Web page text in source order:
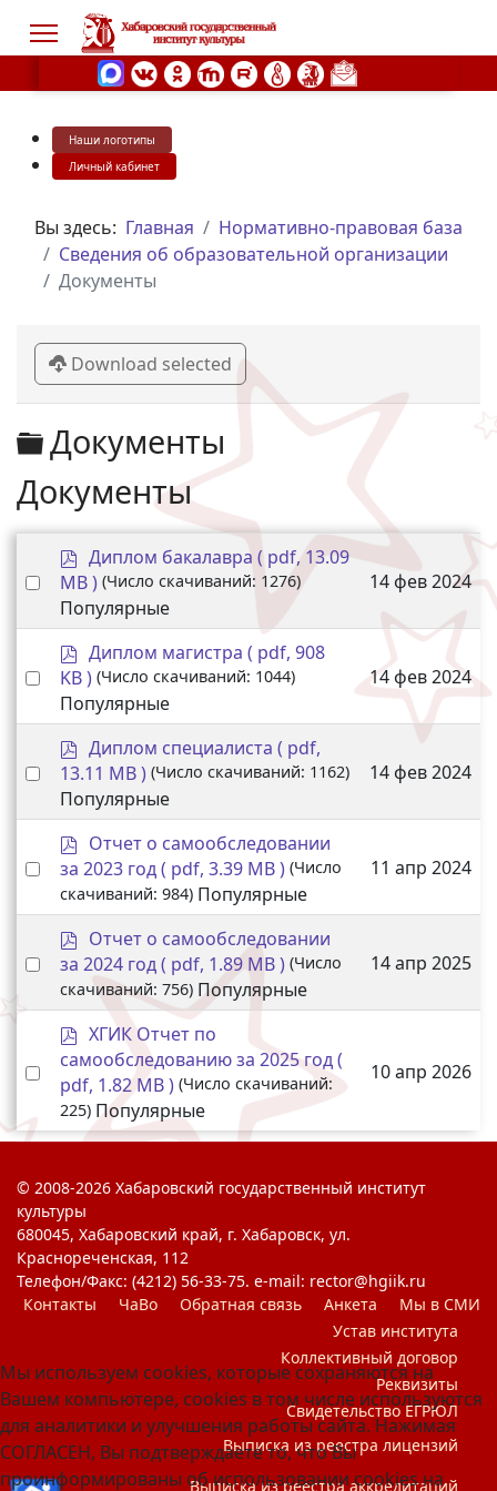
Наши логотипы
Личный кабинет
Вы здесь: Главная
Нормативно-правовая база
Сведения об образовательной организации
Документы
Download selected
Директория
Документы
Документы
Select an item
p
d
f
Диплом бакалавра ( pdf, 13.09
MB ) (Число скачиваний: 1276)
Популярные
14 фев 2024
Select an item
p
d
f
Диплом магистра ( pdf, 908
KB ) (Число скачиваний: 1044)
Популярные
14 фев 2024
Select an item
p
d
f
Диплом специалиста ( pdf,
13.11 MB ) (Число скачиваний: 1162)
Популярные
14 фев 2024
Select an item
p
d
f
Отчет о самообследовании
за 2023 год( pdf, 3.39 MB ) (Число
скачиваний: 984) Популярные
11 апр 2024
Select an item
p
d
f
Отчет о самообследовании
за 2024 год( pdf, 1.89 MB ) (Число
скачиваний: 756) Популярные
14 апр 2025
Select an item
p
d
f
ХГИК Отчет по
самообследованию за 2025 год(
pdf, 1.82 MB ) (Число скачиваний:
225) Популярные
10 апр 2026
© 2008-2026 Хабаровский государственный институт
культуры
680045, Хабаровский край, г. Хабаровск, ул.
Краснореченская, 112
Телефон/Факс: (4212) 56-33-75. e-mail: rector@hgiik.ru
Контакты
ЧаВо Обратная связь Анкета
Мы в СМИ
Устав института
Коллективный договор
Реквизиты
Свидетельство ЕГРЮЛ
Выписка из реестра лицензий
Выписка из реестра аккредитаций
Мы используем cookies, которые сохраняются на
Вашем компьютере, cookies в том числе используются
для аналитики и улучшения работы сайта. Нажимая
СОГЛАСЕН, Вы подтверждаете то, что Вы
проинформированы об использовании cookies на